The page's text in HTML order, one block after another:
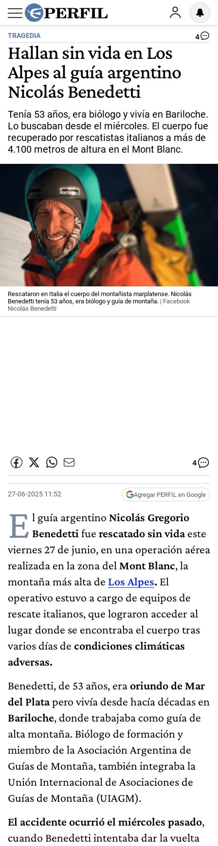
TRAGEDIA 4
Hallan sin vida en Los
Alpes al guía argentino
Nicolás Benedetti
Tenía 53 años, era biólogo y vivía en Bariloche.
Lo buscaban desde el miércoles. El cuerpo fue
recuperado por rescatistas italianos a más de
4.100 metros de altura en el Mont Blanc.
Rescataron en Italia el cuerpo del montañista marplatense. Nicolás
Benedetti tenía 53 años, era biólogo y guía de montaña. | Facebook
Nicolás Benedetti
4
27-06-2025 11:52 Agregar PERFIL en Google
E l guía argentino Nicolás Gregorio
Benedetti fue rescatado sin vidaeste
viernes 27 de junio, en una operación aérea
realizada en la zona del Mont Blanc, la
montaña más alta de Los Alpes. El
operativo estuvo a cargo de equipos de
rescate italianos, que lograron acceder al
lugar donde se encontraba el cuerpo tras
varios días de condiciones climáticas
adversas.
Benedetti, de 53 años, eraoriundo de Mar
del Platapero vivía desde hacía décadas en
Bariloche, donde trabajaba como guía de
alta montaña. Biólogo de formación y
miembro de la Asociación Argentina de
Guías de Montaña, también integraba la
Unión Internacional de Asociaciones de
Guías de Montaña (UIAGM).
El accidente ocurrió el miércoles pasado,
cuando Benedetti intentaba dar la vuelta